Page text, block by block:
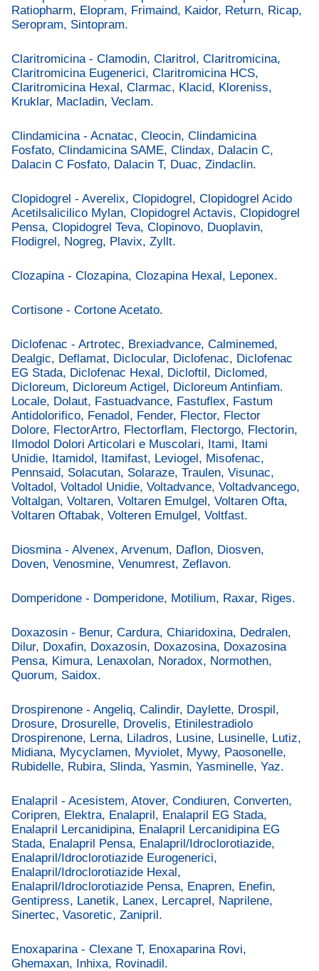
Ratiopharm, Elopram, Frimaind, Kaidor, Return, Ricap,
Seropram, Sintopram.
Claritromicina - Clamodin, Claritrol, Claritromicina,
Claritromicina Eugenerici, Claritromicina HCS,
Claritromicina Hexal, Clarmac, Klacid, Kloreniss,
Kruklar, Macladin, Veclam.
Clindamicina - Acnatac, Cleocin, Clindamicina
Fosfato, Clindamicina SAME, Clindax, Dalacin C,
Dalacin C Fosfato, Dalacin T, Duac, Zindaclin.
Clopidogrel - Averelix, Clopidogrel, Clopidogrel Acido
Acetilsalicilico Mylan, Clopidogrel Actavis, Clopidogrel
Pensa, Clopidogrel Teva, Clopinovo, Duoplavin,
Flodigrel, Nogreg, Plavix, Zyllt.
Clozapina - Clozapina, Clozapina Hexal, Leponex.
Cortisone - Cortone Acetato.
Diclofenac - Artrotec, Brexiadvance, Calminemed,
Dealgic, Deflamat, Diclocular, Diclofenac, Diclofenac
EG Stada, Diclofenac Hexal, Dicloftil, Diclomed,
Dicloreum, Dicloreum Actigel, Dicloreum Antinfiam.
Locale, Dolaut, Fastuadvance, Fastuflex, Fastum
Antidolorifico, Fenadol, Fender, Flector, Flector
Dolore, FlectorArtro, Flectorflam, Flectorgo, Flectorin,
Ilmodol Dolori Articolari e Muscolari, Itami, Itami
Unidie, Itamidol, Itamifast, Leviogel, Misofenac,
Pennsaid, Solacutan, Solaraze, Traulen, Visunac,
Voltadol, Voltadol Unidie, Voltadvance, Voltadvancego,
Voltalgan, Voltaren, Voltaren Emulgel, Voltaren Ofta,
Voltaren Oftabak, Volteren Emulgel, Voltfast.
Diosmina - Alvenex, Arvenum, Daflon, Diosven,
Doven, Venosmine, Venumrest, Zeflavon.
Domperidone - Domperidone, Motilium, Raxar, Riges.
Doxazosin - Benur, Cardura, Chiaridoxina, Dedralen,
Dilur, Doxafin, Doxazosin, Doxazosina, Doxazosina
Pensa, Kimura, Lenaxolan, Noradox, Normothen,
Quorum, Saidox.
Drospirenone - Angeliq, Calindir, Daylette, Drospil,
Drosure, Drosurelle, Drovelis, Etinilestradiolo
Drospirenone, Lerna, Liladros, Lusine, Lusinelle, Lutiz,
Midiana, Mycyclamen, Myviolet, Mywy, Paosonelle,
Rubidelle, Rubira, Slinda, Yasmin, Yasminelle, Yaz.
Enalapril - Acesistem, Atover, Condiuren, Converten,
Coripren, Elektra, Enalapril, Enalapril EG Stada,
Enalapril Lercanidipina, Enalapril Lercanidipina EG
Stada, Enalapril Pensa, Enalapril/Idroclorotiazide,
Enalapril/Idroclorotiazide Eurogenerici,
Enalapril/Idroclorotiazide Hexal,
Enalapril/Idroclorotiazide Pensa, Enapren, Enefin,
Gentipress, Lanetik, Lanex, Lercaprel, Naprilene,
Sinertec, Vasoretic, Zanipril.
Enoxaparina - Clexane T, Enoxaparina Rovi,
Ghemaxan, Inhixa, Rovinadil.